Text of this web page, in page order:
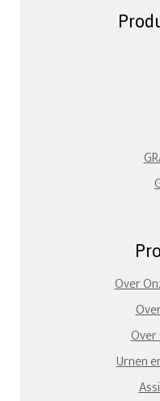
Over
Urnen